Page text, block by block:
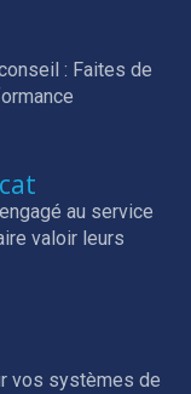
: Faites de
au service
valoir leurs
vos systèmes de